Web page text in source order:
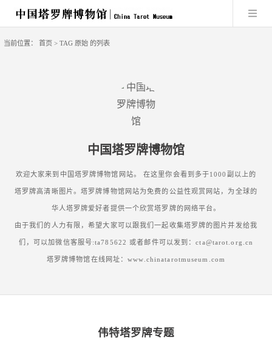
当前位置： 首页> TAG 原始 的列表
中国塔罗牌博物馆
欢迎大家来到中国塔罗牌博物馆网站。 在这里你会看到多于1000副以上的
塔罗牌高清晰图片。塔罗牌博物馆网站为免费的公益性观赏网站，为全球的
华人塔罗牌爱好者提供一个欣赏塔罗牌的网络平台。
由于我们的人力有限，希望大家可以跟我们一起收集塔罗牌的图片并发给我
们，可以加微信客服号:ta785622 或者邮件可以发到：cta@tarot.org.cn
塔罗牌博物馆在线网址：www.chinatarotmuseum.com
伟特塔罗牌专题